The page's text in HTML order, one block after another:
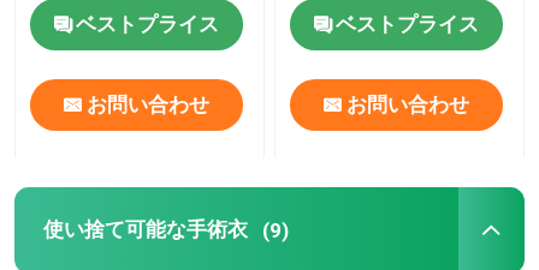
ベストプライス
お問い合わせ
ベストプライス
お問い合わせ
使い捨て可能な手術衣 (9)